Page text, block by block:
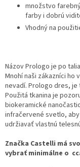
množstvo
farby i dobrú
Vhodný na
Názov Prologo je po
Mnohí naši zákazníci ho
nevadí. Prologo dres,
Použitá tkanina je
biokeramické
infračervené svetlo,
udržiavať vlastnú
Značka Castelli má
vybrať minimálne o